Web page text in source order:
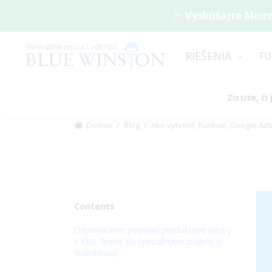
Vyskúšajte
RIEŠENIA
Zistite, či
Domov / Blog / Ako vytvoriť, Funkcie, Google Ads
Contents
Odporúčame posielať produktové názvy
v XML feede so špeciálnymi znakmi (s
diakritikou).